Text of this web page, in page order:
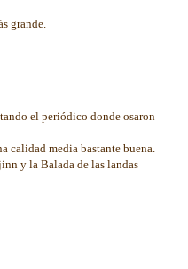
grande.
el periódico donde osaron
calidad media bastante buena.
y la Balada de las landas